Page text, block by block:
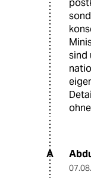
sind
A